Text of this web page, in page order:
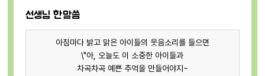
선생님 한말씀
아침마다 밝고 맑은 아이들의 웃음소리를 들으면
\"아, 오늘도 이 소중한 아이들과
차곡차곡 예쁜 추억을 만들어야지~